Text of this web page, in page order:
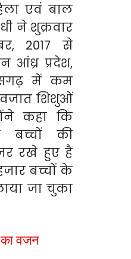
एवं बाल
ने शुक्रवार
2017 से
आंध्र प्रदेश,
में कम
शिशुओं
कहा कि
बच्चों की
रखे हुए है
बच्चों के
जा चुका
वजन